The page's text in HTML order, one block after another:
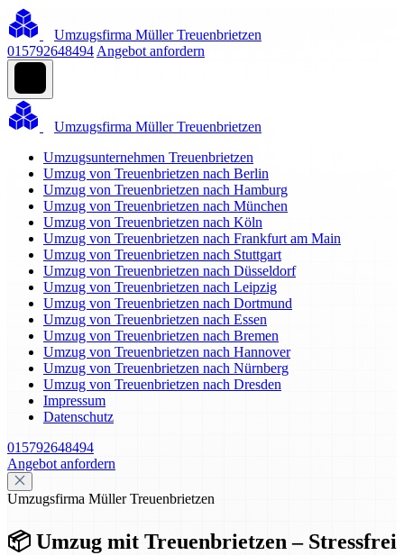
Umzugsfirma Müller Treuenbrietzen
015792648494 Angebot anfordern
Umzugsfirma Müller Treuenbrietzen
Umzugsunternehmen Treuenbrietzen
Umzug von Treuenbrietzen nach Berlin
Umzug von Treuenbrietzen nach Hamburg
Umzug von Treuenbrietzen nach München
Umzug von Treuenbrietzen nach Köln
Umzug von Treuenbrietzen nach Frankfurt am Main
Umzug von Treuenbrietzen nach Stuttgart
Umzug von Treuenbrietzen nach Düsseldorf
Umzug von Treuenbrietzen nach Leipzig
Umzug von Treuenbrietzen nach Dortmund
Umzug von Treuenbrietzen nach Essen
Umzug von Treuenbrietzen nach Bremen
Umzug von Treuenbrietzen nach Hannover
Umzug von Treuenbrietzen nach Nürnberg
Umzug von Treuenbrietzen nach Dresden
Impressum
Datenschutz
015792648494
Angebot anfordern
Umzugsfirma Müller Treuenbrietzen
📦 Umzug mit Treuenbrietzen – Stressfrei